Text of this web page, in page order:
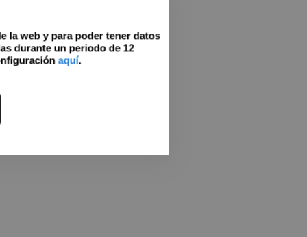
la web y para poder tener datos
durante un periodo de 12
aquí.